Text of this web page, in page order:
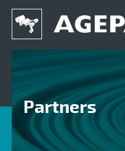
FR
Partners